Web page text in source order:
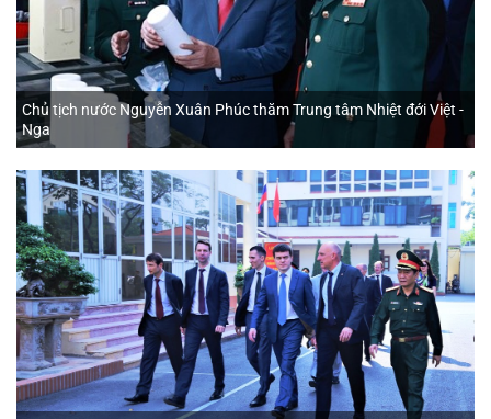
Chủ tịch nước Nguyễn Xuân Phúc thăm Trung tâm Nhiệt đới Việt -
Nga